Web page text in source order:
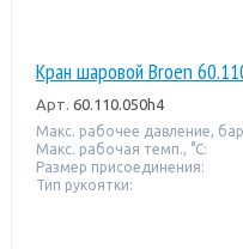
Кран шаровой Broen
Арт. 60.110.050h4
Макс. рабочее давление,
Макс. рабочая темп., °С:
Размер присоединения:
Тип рукоятки: